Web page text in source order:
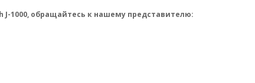
1000​, обращайтесь к нашему представителю: